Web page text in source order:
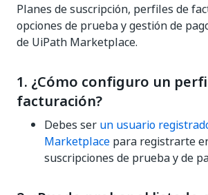
Planes de suscripción, perfiles de
opciones de prueba y gestión de
de UiPath Marketplace.
1. ¿Cómo configuro un
facturación?
Debes ser un usuario
Marketplace para registrarte
suscripciones de prueba y de